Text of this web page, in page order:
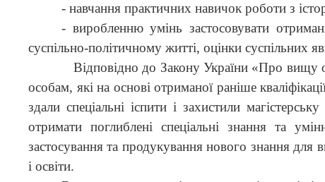
- навчання практичних навичок роботи з
- виробленню умінь застосовувати
суспільно-політичному житті, оцінки суспільних
Відповідно до Закону України «Про вищу
особам, які на основі отриманої раніше
здали спеціальні іспити і захистили
отримати поглиблені спеціальні знання та
застосування та продукування нового знання для
і освіти.